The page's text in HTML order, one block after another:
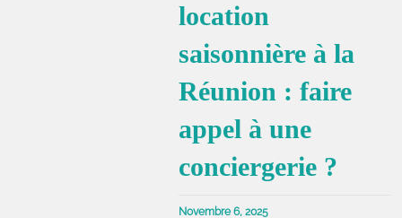
location
saisonnière à la
Réunion : faire
appel à une
conciergerie ?
Novembre 6, 2025